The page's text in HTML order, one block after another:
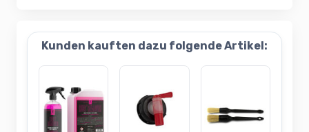
Kunden kauften dazu folgende Artikel: